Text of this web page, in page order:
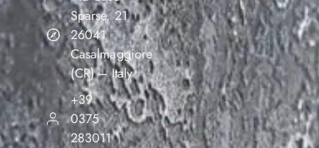
Sparse, 21
26041
Casalmaggiore
(CR) – Italy
+39
0375
283011